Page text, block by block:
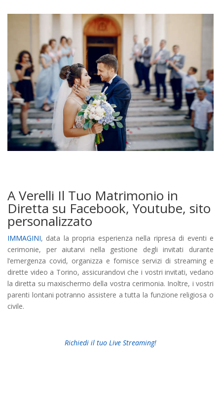
A Verelli Il Tuo Matrimonio in
Diretta su Facebook, Youtube, sito
personalizzato
IMMAGINI, data la propria esperienza nella ripresa di eventi e
cerimonie, per aiutarvi nella gestione degli invitati durante
l’emergenza covid, organizza e fornisce servizi di streaming e
dirette video a Torino, assicurandovi che i vostri invitati, vedano
la diretta su maxischermo della vostra cerimonia. Inoltre, i vostri
parenti lontani potranno assistere a tutta la funzione religiosa o
civile.
Richiedi il tuo Live Streaming!